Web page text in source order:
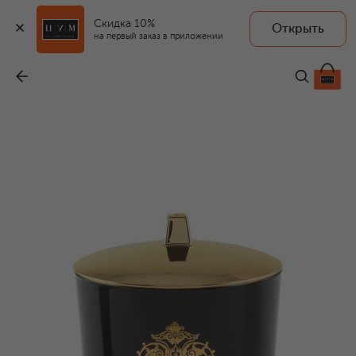
Скидка 10%
на первый заказ в приложении
Открыть
TIZIANA TERENZI
17 100 ₽